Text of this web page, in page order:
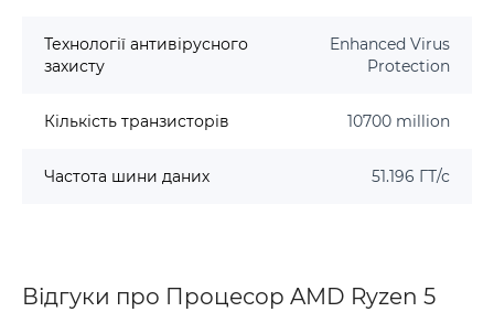
Технології антивірусного
захисту
Enhanced Virus
Protection
Кількість транзисторів 10700 million
Частота шини даних 51.196 ГТ/с
Відгуки про Процесор AMD Ryzen 5